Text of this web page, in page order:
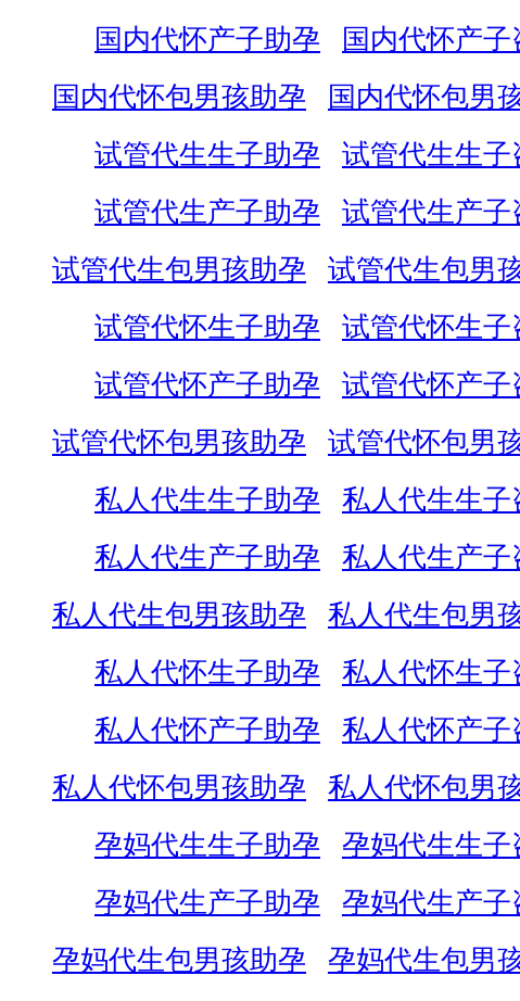
国内代怀产子助孕
国内代怀产子
国内代怀包男孩助孕
国内代怀包男
试管代生生子助孕
试管代生生子
试管代生产子助孕
试管代生产子
试管代生包男孩助孕
试管代生包男
试管代怀生子助孕
试管代怀生子
试管代怀产子助孕
试管代怀产子
试管代怀包男孩助孕
试管代怀包男
私人代生生子助孕
私人代生生子
私人代生产子助孕
私人代生产子
私人代生包男孩助孕
私人代生包男
私人代怀生子助孕
私人代怀生子
私人代怀产子助孕
私人代怀产子
私人代怀包男孩助孕
私人代怀包男
孕妈代生生子助孕
孕妈代生生子
孕妈代生产子助孕
孕妈代生产子
孕妈代生包男孩助孕
孕妈代生包男